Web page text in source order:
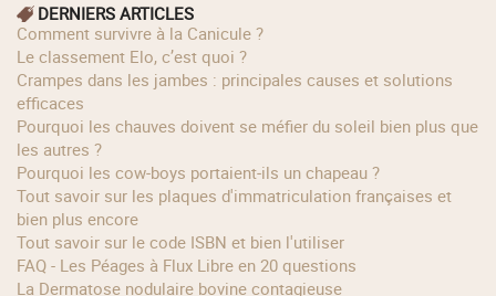
DERNIERS ARTICLES
Comment survivre à la Canicule ?
Le classement Elo, c’est quoi ?
Crampes dans les jambes : principales causes et solutions
efficaces
Pourquoi les chauves doivent se méfier du soleil bien plus que
les autres ?
Pourquoi les cow‑boys portaient‑ils un chapeau ?
Tout savoir sur les plaques d'immatriculation françaises et
bien plus encore
Tout savoir sur le code ISBN et bien l'utiliser
FAQ - Les Péages à Flux Libre en 20 questions
La Dermatose nodulaire bovine contagieuse